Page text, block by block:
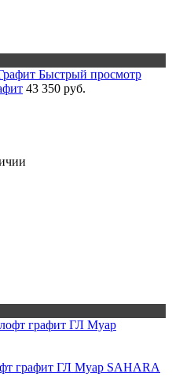
Быстрый просмотр
43 350 руб.
графит ГЛ Муар SAHARA